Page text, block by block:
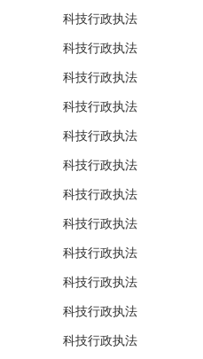
科技行政执法
科技行政执法
科技行政执法
科技行政执法
科技行政执法
科技行政执法
科技行政执法
科技行政执法
科技行政执法
科技行政执法
科技行政执法
科技行政执法